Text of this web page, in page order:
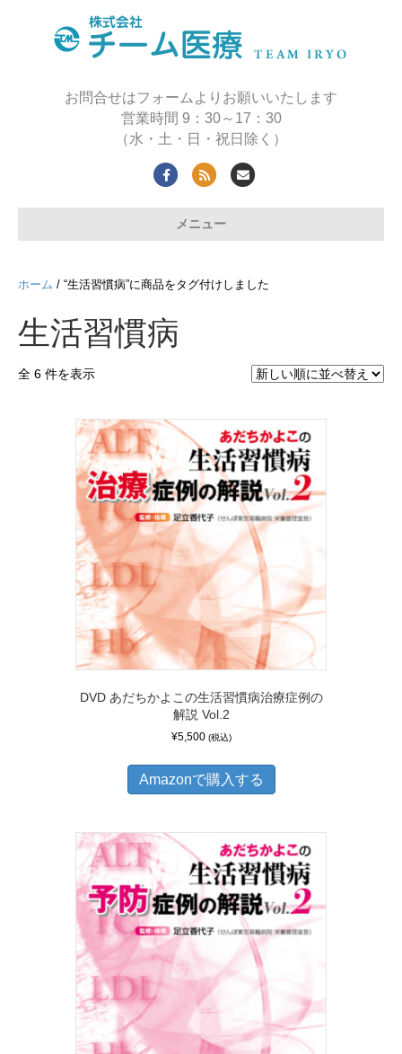
お問合せはフォームよりお願いいたします
営業時間 9：30～17：30
（水・土・日・祝日除く）
F
o
k
R
s
E
メニュー
ホーム / “生活習慣病”に商品をタグ付けしました
生活習慣病
全 6 件を表示
DVD あだちかよこの生活習慣病治療症例の
解説 Vol.2
¥5,500 (税込)
Amazonで購入する